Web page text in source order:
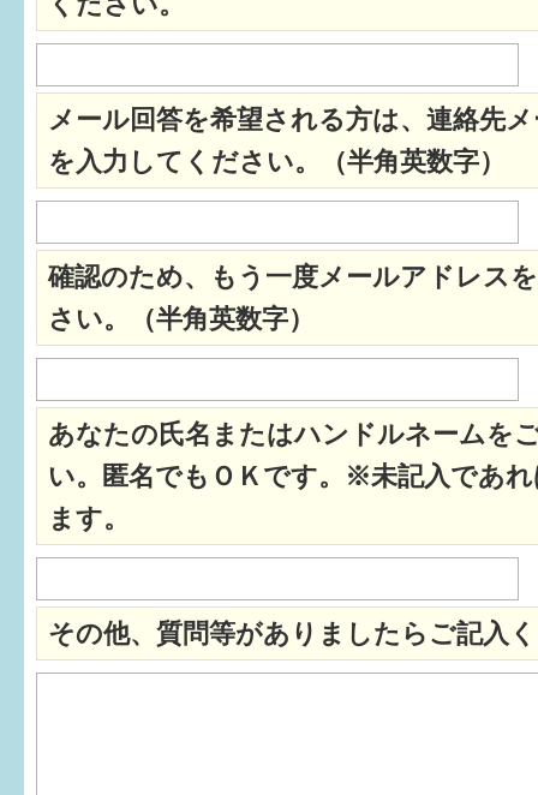
メール回答を希望される方は、連絡先
を入力してください。（半角英数字）
確認のため、もう一度メールアドレス
さい。（半角英数字）
あなたの氏名またはハンドルネームを
い。匿名でもＯＫです。※未記入であ
ます。
その他、質問等がありましたらご記入
お出かけ情報
パパもママも子育て
ワンポイント英会話
ソーシャルメディア
すまいるサポート行事案内